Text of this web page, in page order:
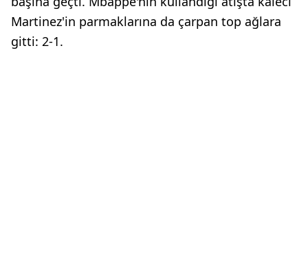
Martinez'in parmaklarına da çarpan top ağlara
gitti: 2-1.